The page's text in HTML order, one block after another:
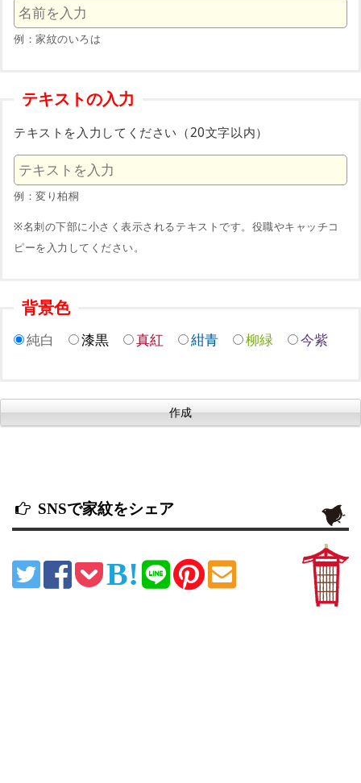
例：家紋のいろは
テキストの入力
テキストを入力してください（20文字以内）
例：変り柏桐
※名刺の下部に小さく表示されるテキストです。役職やキャッチコ
ピーを入力してください。
背景色
純白 漆黒 真紅 紺青 柳緑 今紫
SNSで家紋をシェア